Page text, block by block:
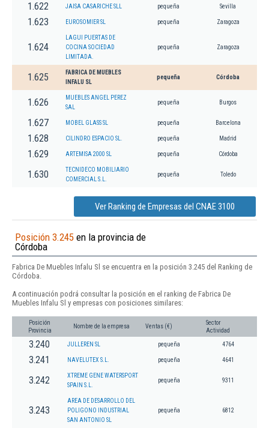
1.622 JAISA CASARICHE SLL pequeña Sevilla
1.623 EUROSOMIER SL pequeña Zaragoza
1.624
LAGUI PUERTAS DE
COCINA SOCIEDAD
LIMITADA.
pequeña Zaragoza
1.625
FABRICA DE MUEBLES
INFALU SL
pequeña Córdoba
1.626
MUEBLES ANGEL PEREZ
SAL
pequeña Burgos
1.627 MOBEL GLASS SL pequeña Barcelona
1.628 CILINDRO ESPACIO SL. pequeña Madrid
1.629 ARTEMISA 2000 SL pequeña Córdoba
1.630
TECNIDECO MOBILIARIO
COMERCIAL S.L.
pequeña Toledo
Ver Ranking de Empresas del CNAE 3100
Posición 3.245 en la provincia de
Córdoba
Fabrica De Muebles Infalu Sl se encuentra en la posición 3.245 del Ranking de
Córdoba.
A continuación podrá consultar la posición en el ranking de Fabrica De
Muebles Infalu Sl y empresas con posiciones similares:
Posición
Provincia
Nombre de la empresa Ventas (€)
Sector
Actividad
3.240 JULLEREN SL pequeña 4764
3.241 NAVELUTEX S.L. pequeña 4641
3.242
XTREME GENE WATERSPORT
SPAIN S.L.
pequeña 9311
3.243
AREA DE DESARROLLO DEL
POLIGONO INDUSTRIAL
SAN ANTONIO SL
pequeña 6812